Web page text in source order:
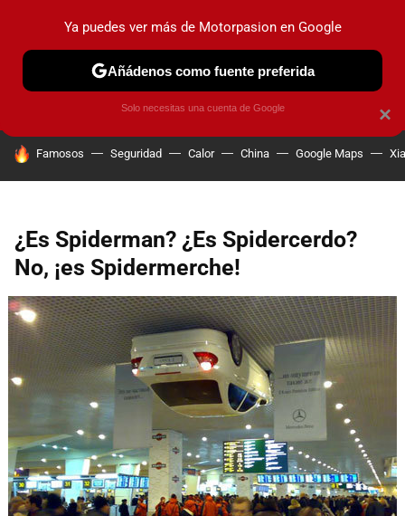
PRUEBAS COCHES ELÉCTRICOS OBSERVATORIO
HOY SE HABLA DE
Famosos Seguridad Calor China Google Maps
¿Es Spiderman? ¿Es Spidercerdo?
No, ¡es Spidermerche!
×
Ya puedes ver más de Motorpasion en Google
Añádenos como fuente preferida
Solo necesitas una cuenta de Google